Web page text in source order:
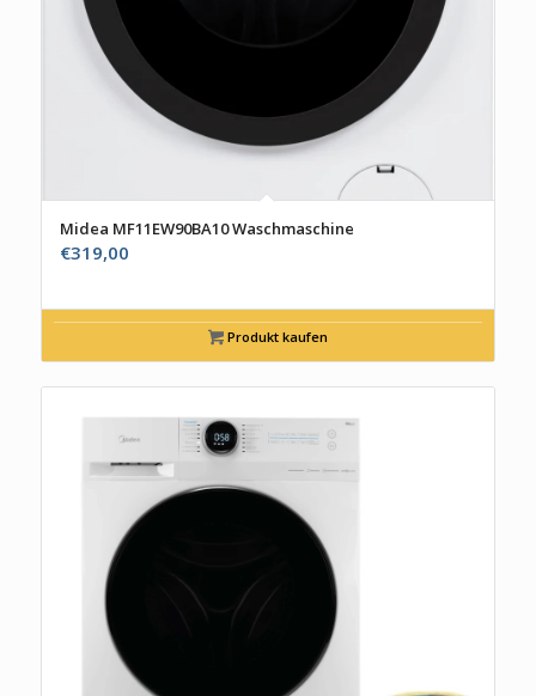
Midea MF11EW90BA10 Waschmaschine
€319,00
Produkt kaufen